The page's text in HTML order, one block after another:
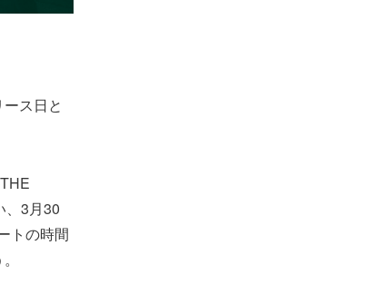
ス日と
、3月30
トの時間